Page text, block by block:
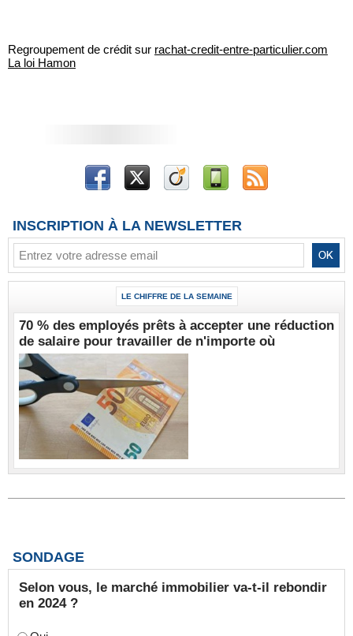
Regroupement de crédit sur rachat-credit-entre-particulier.com
La loi Hamon
INSCRIPTION À LA NEWSLETTER
LE CHIFFRE DE LA SEMAINE
70 % des employés prêts à accepter une réduction
de salaire pour travailler de n'importe où
SONDAGE
Selon vous, le marché immobilier va-t-il rebondir
en 2024 ?